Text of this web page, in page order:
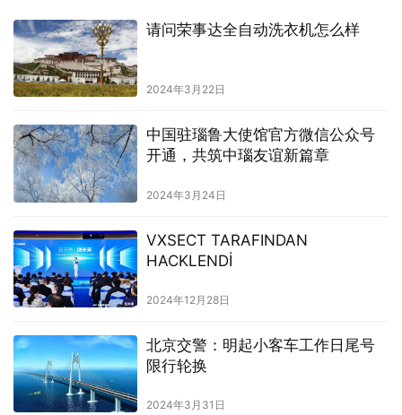
请问荣事达全自动洗衣机怎么样
2024年3月22日
中国驻瑙鲁大使馆官方微信公众号
开通，共筑中瑙友谊新篇章
2024年3月24日
VXSECT TARAFINDAN
HACKLENDİ
2024年12月28日
北京交警：明起小客车工作日尾号
限行轮换
2024年3月31日